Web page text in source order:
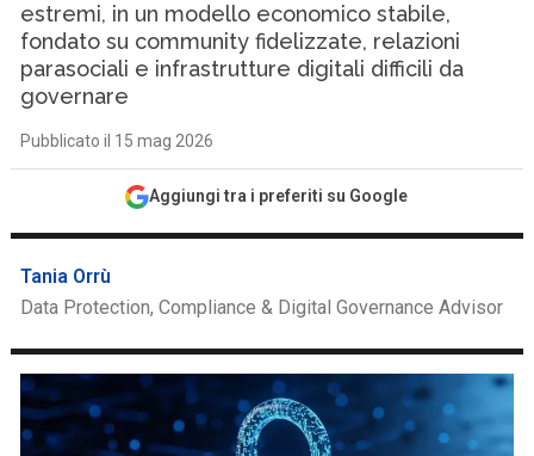
estremi, in un modello economico stabile,
fondato su community fidelizzate, relazioni
parasociali e infrastrutture digitali difficili da
governare
Pubblicato il 15 mag 2026
Aggiungi tra i preferiti su Google
Tania Orrù
Data Protection, Compliance & Digital Governance Advisor